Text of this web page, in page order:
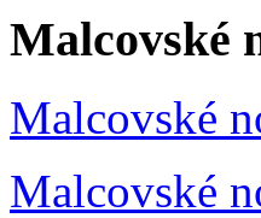
Malcovské
Malcovské
Malcovské